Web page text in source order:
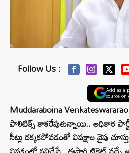
Follow Us :
Add as a
source on
Muddaraboina
పాలిటిక్స్‌ కాకరేపుతున్నాయి.. అధికార
సీట్లు దక్కకపోవడంతో విపక్షాల వైపు